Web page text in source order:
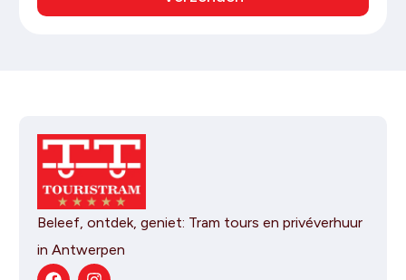
Beleef, ontdek, geniet: Tram tours en privéverhuur
in Antwerpen